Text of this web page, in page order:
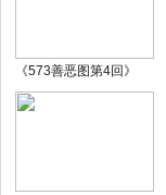
《573善恶图第4回》